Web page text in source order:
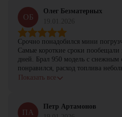
ОБ
Олег Безматерных
Срочно понадобился мини
Самые короткие сроки пообещали
дней. Брал 950 модель с снежным
понравился, расход топлива
с задачами справляется.
Показать все
ПА
Петр Артамонов